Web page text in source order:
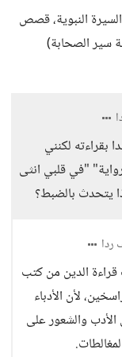
النبوية، قصص
سير الصحابة)
بقراءته لكنني
"في قلبي انثى
يتحدث بالضبط؟
الدين من كتب
لأن الأدباء
والشعور على